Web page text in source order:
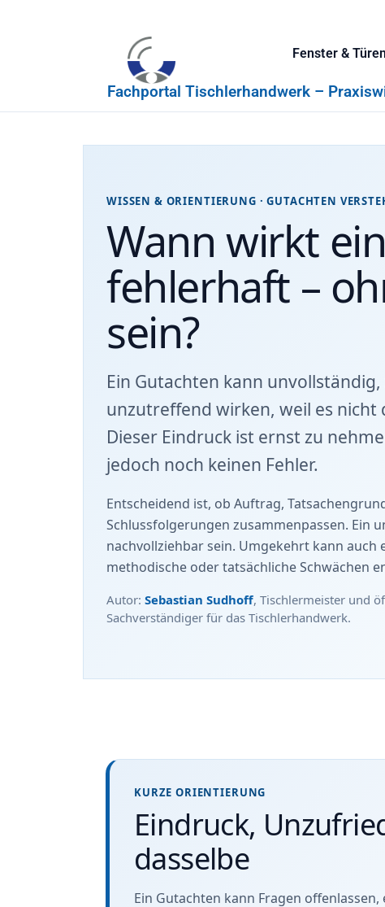
Fachportal Tischlerhandwerk –
Fenster & Türen
WISSEN & ORIENTIERUNG · GUTACHTEN
Wann wirkt
fehlerhaft –
sein?
Ein Gutachten kann
unzutreffend wirken, weil es
Dieser Eindruck ist ernst zu
jedoch noch keinen Fehler.
Entscheidend ist, ob Auftrag,
Schlussfolgerungen zusammenpassen. Ein
nachvollziehbar sein. Umgekehrt kann auch
methodische oder tatsächliche Schwächen
Autor: Sebastian Sudhoff, Tischlermeister und
Sachverständiger für das Tischlerhandwerk.
KURZE ORIENTIERUNG
Eindruck,
dasselbe
Ein Gutachten kann Fragen